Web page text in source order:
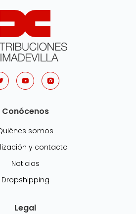
Conócenos
somos
y contacto
Noticias
Dropshipping
Legal